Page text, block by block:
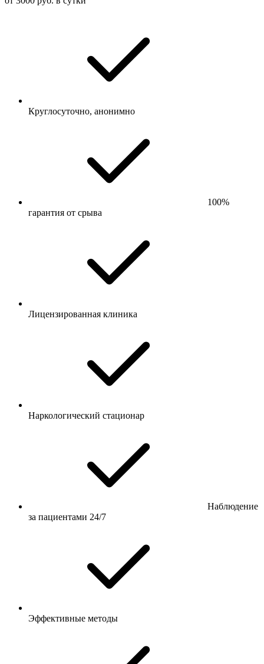
Круглосуточно, анонимно
100%
гарантия от срыва
Лицензированная клиника
Наркологический стационар
Наблюдение
за пациентами 24/7
Эффективные методы